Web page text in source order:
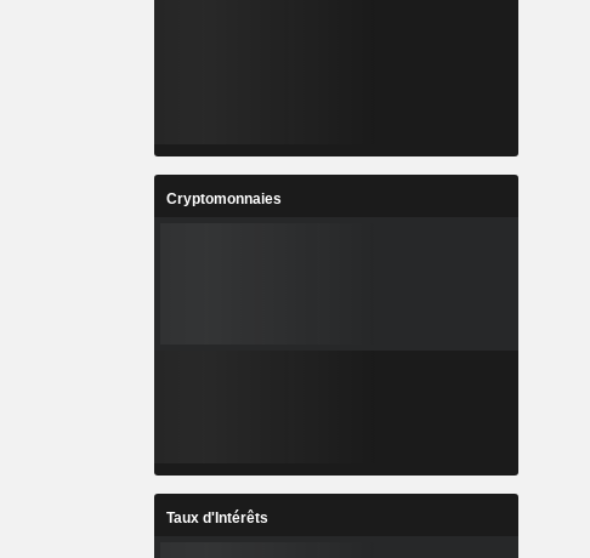
Cryptomonnaies
Taux d'Intérêts